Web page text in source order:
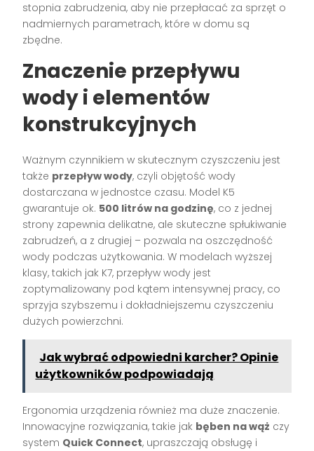
stopnia zabrudzenia, aby nie przepłacać za sprzęt o
nadmiernych parametrach, które w domu są
zbędne.
Znaczenie przepływu
wody i elementów
konstrukcyjnych
Ważnym czynnikiem w skutecznym czyszczeniu jest
także przepływ wody, czyli objętość wody
dostarczana w jednostce czasu. Model K5
gwarantuje ok. 500 litrów na godzinę, co z jednej
strony zapewnia delikatne, ale skuteczne spłukiwanie
zabrudzeń, a z drugiej – pozwala na oszczędność
wody podczas użytkowania. W modelach wyższej
klasy, takich jak K7, przepływ wody jest
zoptymalizowany pod kątem intensywnej pracy, co
sprzyja szybszemu i dokładniejszemu czyszczeniu
dużych powierzchni.
Jak wybrać odpowiedni karcher? Opinie
użytkowników podpowiadają
Ergonomia urządzenia również ma duże znaczenie.
Innowacyjne rozwiązania, takie jak bęben na wąż czy
system Quick Connect, upraszczają obsługę i